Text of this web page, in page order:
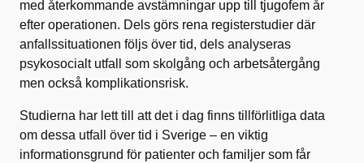
med återkommande avstämningar upp till tjugofem år
efter operationen. Dels görs rena registerstudier där
anfallssituationen följs över tid, dels analyseras
psykosocialt utfall som skolgång och arbetsåtergång
men också komplikationsrisk.
Studierna har lett till att det i dag finns tillförlitliga data
om dessa utfall över tid i Sverige – en viktig
informationsgrund för patienter och familjer som får